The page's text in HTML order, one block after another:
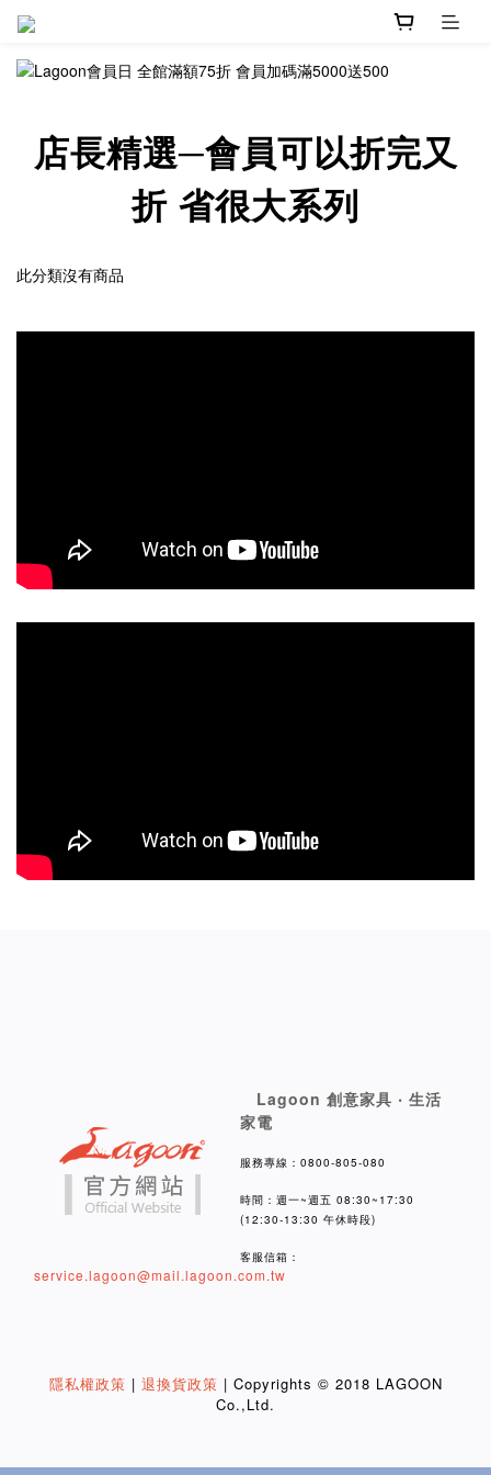
店長精選─會員可以折完又
折 省很大系列
此分類沒有商品
Lagoon 創意家具 ‧ 生活
家電
服務專線：0800-805-080
時間：週一~週五 08:30~17:30
(12:30-13:30 午休時段)
客服信箱：
service.lagoon@mail.lagoon.com.tw
隱私權政策 | 退換貨政策 | Copyrights © 2018 LAGOON
Co.,Ltd.